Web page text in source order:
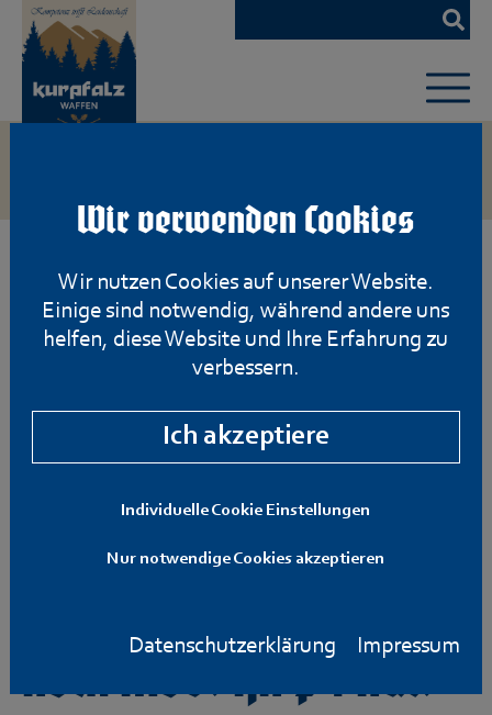
Wir verwenden Cookies
Wir nutzen Cookies auf unserer Website.
Einige sind notwendig, während andere uns
helfen, diese Website und Ihre Erfahrung zu
verbessern.
Ich akzeptiere
Individuelle Cookie Einstellungen
Nur notwendige Cookies akzeptieren
Datenschutzerklärung Impressum
Zum
Hauptinhalt
springen
Koch Mod. HK P4 Kal.